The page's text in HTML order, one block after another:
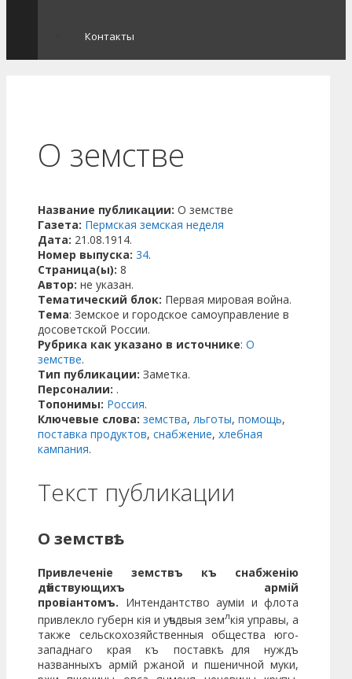
Контакты
О земстве
Название публикации: О земстве
Газета: Пермская земская неделя
Дата: 21.08.1914.
Номер выпуска: 34.
Страница(ы): 8
Автор: не указан.
Тематический блок: Первая мировая война.
Тема: Земское и городское самоуправление в
досоветской России.
Рубрика как указано в источнике: О
земстве.
Тип публикации: Заметка.
Персоналии: .
Топонимы: Россия.
Ключевые слова: земства, льготы, помощь,
поставка продуктов, снабжение, хлебная
кампания.
Текст публикации
О земствѣ.
Привлеченіе земствъ къ снабженію
дѣйствую­щихъ армій
провіантомъ. Интендантство ауміи и флота
при­влекло губерн кія и уѣчдвыя землкія управы, а
также сельско­хозяйственныя общества юго-
западнаго края къ поставкѣ для нуждъ
названныхъ армій ржаной и пшеничной муки,